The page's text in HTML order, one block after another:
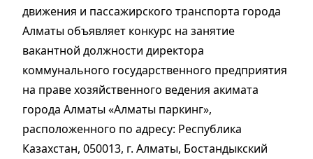
движения и пассажирского транспорта города
Алматы объявляет конкурс на занятие
вакантной должности директора
коммунального государственного предприятия
на праве хозяйственного ведения акимата
города Алматы «Алматы паркинг»,
расположенного по адресу: Республика
Казахстан, 050013, г. Алматы, Бостандыкский